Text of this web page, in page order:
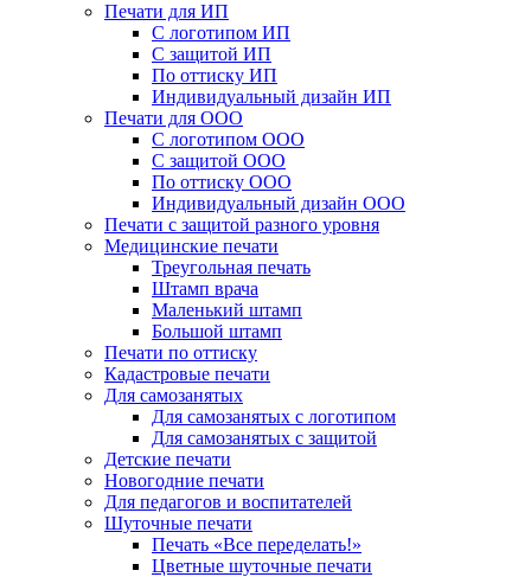
Печати для ИП
С логотипом ИП
С защитой ИП
По оттиску ИП
Индивидуальный дизайн ИП
Печати для ООО
С логотипом ООО
С защитой ООО
По оттиску ООО
Индивидуальный дизайн ООО
Печати с защитой разного уровня
Медицинские печати
Треугольная печать
Штамп врача
Маленький штамп
Большой штамп
Печати по оттиску
Кадастровые печати
Для самозанятых
Для самозанятых с логотипом
Для самозанятых с защитой
Детские печати
Новогодние печати
Для педагогов и воспитателей
Шуточные печати
Печать «Все переделать!»
Цветные шуточные печати